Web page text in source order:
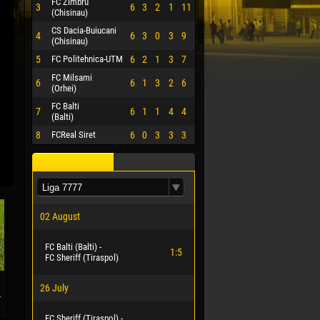
3
(Chisinau)
6 3 2 1 11
4
CS Dacia-Buiucani
(Chisinau)
6 3 0 3 9
5 FC Politehnica-UTM 6 2 1 3 7
6
FC Milsami
(Orhei)
6 1 3 2 6
7
FC Balti
(Balti)
6 1 1 4 4
8 FCReal Siret 6 0 3 3 3
02 August
FC Balti (Balti) -
FC Sheriff (Tiraspol)
1:5
26 July